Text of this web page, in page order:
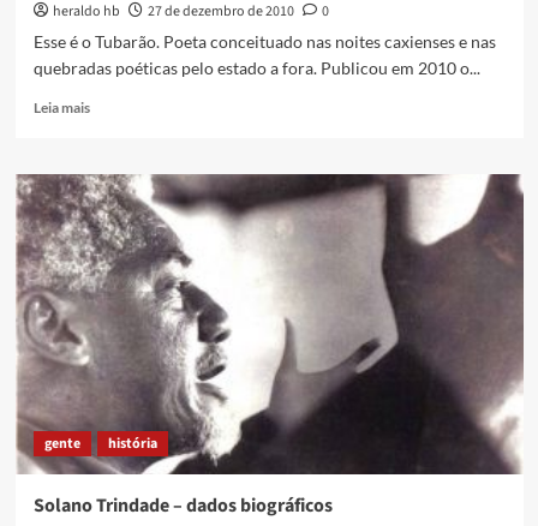
heraldo hb 27 de dezembro de 2010
0
Esse é o Tubarão. Poeta conceituado nas noites caxienses e nas
quebradas poéticas pelo estado a fora. Publicou em 2010 o...
Leia maisRead
Tubarão
–
poesia
bêbada
rasgando
o
coração
da
noite
gente história
Solano Trindade – dados biográficos